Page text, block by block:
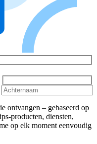
ontvangen – gebaseerd op
producten, diensten,
op elk moment eenvoudig